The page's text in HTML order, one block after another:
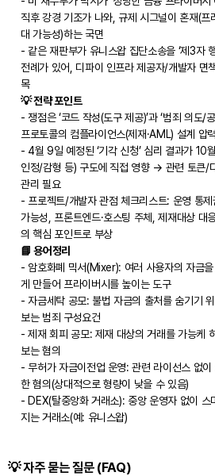
직후 강경 기조가 나와, 규제 시그널이 혼재(
대 가능성)하는 국면
- 같은 재판부가 유니스왑 집단소송을 ‘제3자
전례가 있어, 디파이 인프라 제공자/개발자 면
목
💡 전략 포인트
- 쟁점은 ‘코드 작성(도구 제공)’과 ‘범죄 의도/
프로토콜의 컴플라이언스(제재·AML) 설계 압
- 4월 9일 예정된 ‘기각 신청’ 심리 결과가 10
인정/감형 등) 구도에 직접 영향 → 관련 토큰/
관리 필요
- 프로젝트/개발자 관점 체크리스트: 운영 통
가능성, 프론트엔드·호스팅 주체, 제재대상 대
의 핵심 포인트로 부상
📘 용어정리
- 암호화폐 믹서(Mixer): 여러 사용자의 자금
게 만들어 프라이버시를 높이는 도구
- 자금세탁 공모: 불법 자금의 출처를 숨기기
보는 범죄 구성요건
- 제재 회피 공모: 제재 대상의 거래를 가능케
보는 혐의
- 무허가 자금이전업 운영: 관련 라이선스 없
한 혐의(상대적으로 형량이 낮을 수 있음)
- DEX(탈중앙화 거래소): 중앙 운영자 없이 스
지는 거래소(예: 유니스왑)
💡 자주 묻는 질문 (FAQ)